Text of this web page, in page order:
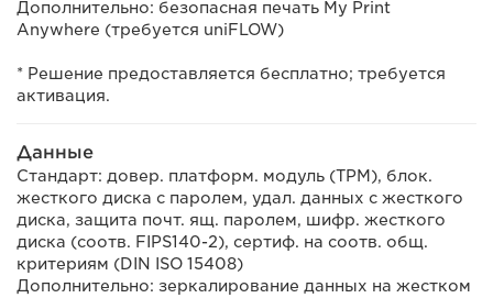
Дополнительно: безопасная печать My Print
Anywhere (требуется uniFLOW)
* Решение предоставляется бесплатно; требуется
активация.
Данные
Стандарт: довер. платформ. модуль (TPM), блок.
жесткого диска с паролем, удал. данных с жесткого
диска, защита почт. ящ. паролем, шифр. жесткого
диска (соотв. FIPS140-2), сертиф. на соотв. общ.
критериям (DIN ISO 15408)
Дополнительно: зеркалирование данных на жестком